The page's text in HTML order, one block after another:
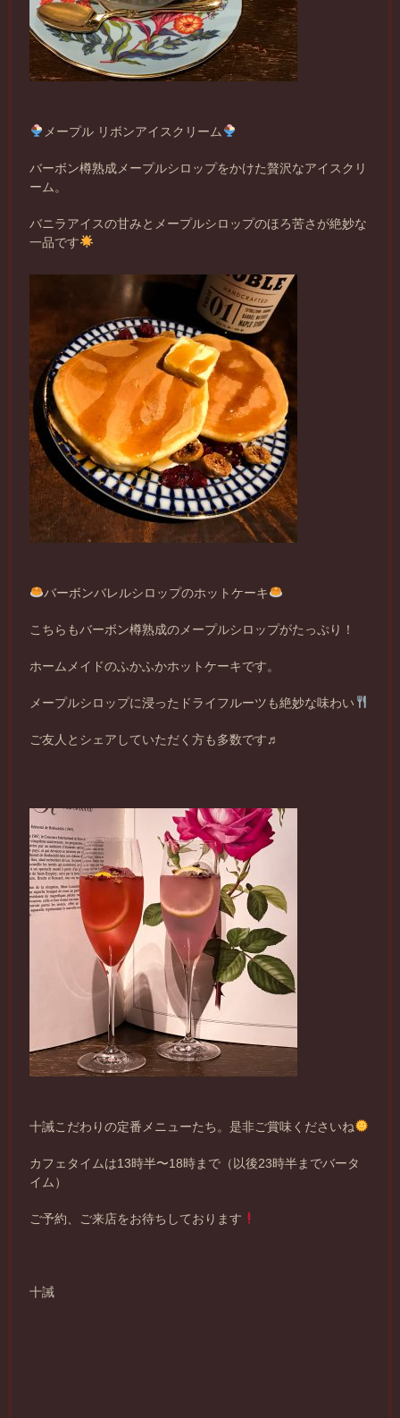
メープル リボンアイスクリーム
バーボン樽熟成メープルシロップをかけた贅沢なアイスクリ
ーム。
バニラアイスの甘みとメープルシロップのほろ苦さが絶妙な
一品です
バーボンバレルシロップのホットケーキ
こちらもバーボン樽熟成のメープルシロップがたっぷり！
ホームメイドのふかふかホットケーキです。
メープルシロップに浸ったドライフルーツも絶妙な味わい
ご友人とシェアしていただく方も多数です♬
十誡こだわりの定番メニューたち。是非ご賞味くださいね
カフェタイムは13時半〜18時まで（以後23時半までバータ
イム）
ご予約、ご来店をお待ちしております
十誡